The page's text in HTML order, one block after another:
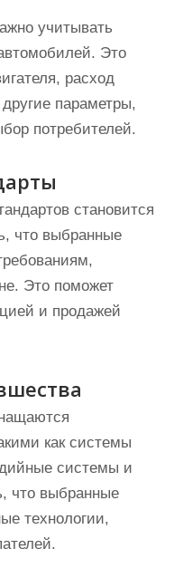
учитывать
Это
расход
параметры,
потребителей.
становится
что выбранные
Это поможет
и продажей
как системы
системы и
что выбранные
технологии,